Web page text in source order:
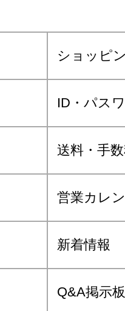
ショッピ
ID・パス
送料・手
営業カレ
新着情報
Q&A掲示板